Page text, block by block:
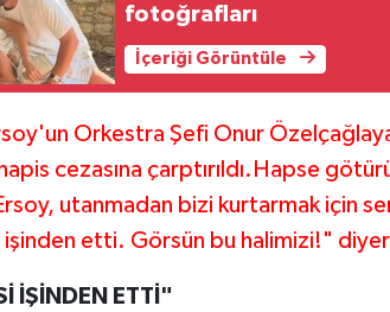
fotoğrafları
İçeriği Görüntüle
Orkestra Şefi Onur
cezasına çarptırıldı.Hapse
utanmadan bizi kurtarmak için
işinden etti. Görsün bu halimizi!"
İŞİNDEN ETTİ"